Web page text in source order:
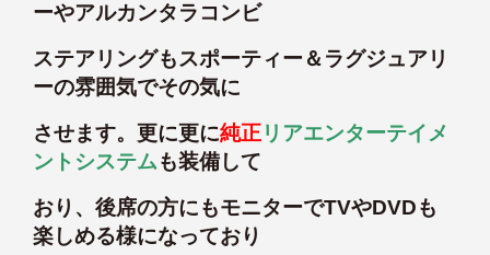
ーやアルカンタラコンビ
ステアリングもスポーティー＆ラグジュアリ
ーの雰囲気でその気に
させます。更に更に純正リアエンターテイメ
ントシステムも装備して
おり、後席の方にもモニターでTVやDVDも
楽しめる様になっており